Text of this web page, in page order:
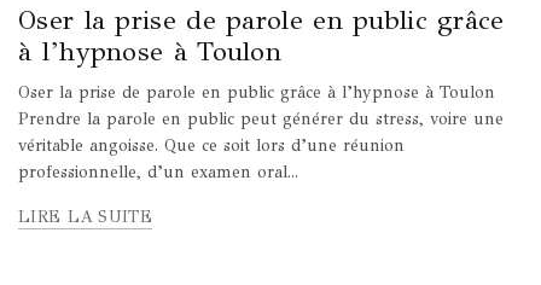
Oser la prise de parole en public grâce
à l’hypnose à Toulon
Oser la prise de parole en public grâce à l’hypnose à Toulon
Prendre la parole en public peut générer du stress, voire une
véritable angoisse. Que ce soit lors d’une réunion
professionnelle, d’un examen oral...
LIRE LA SUITE